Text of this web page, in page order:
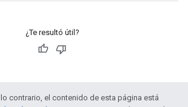
¿Te resultó útil?
contrario, el contenido de esta página está